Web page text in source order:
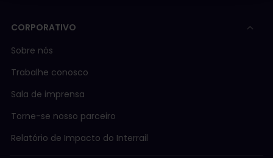
CORPORATIVO
Sobre nós
Trabalhe conosco
Sala de imprensa
Torne-se nosso parceiro
Relatório de Impacto do Interrail